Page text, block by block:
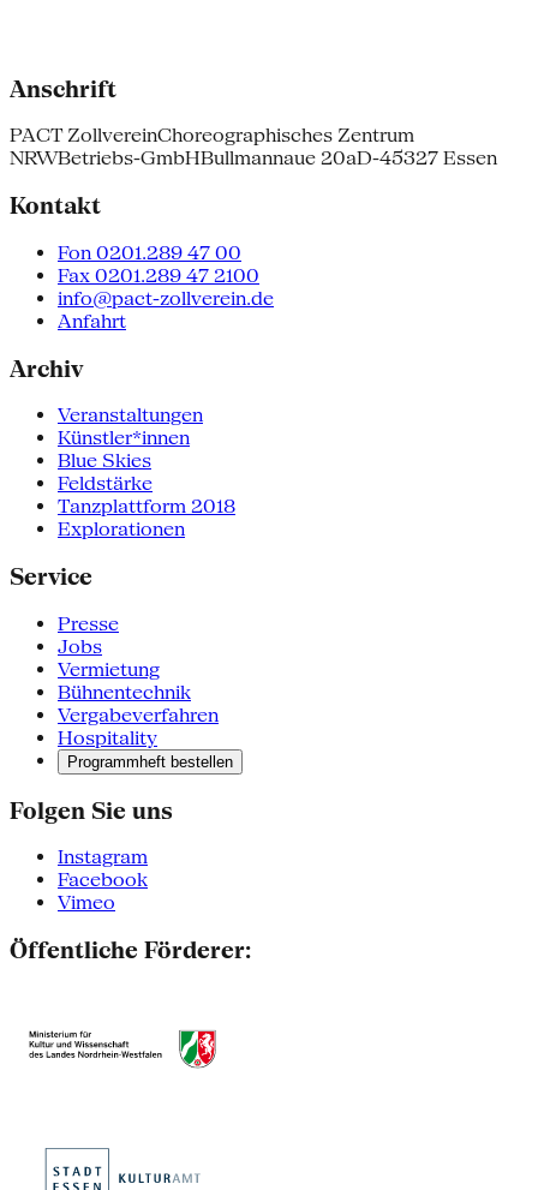
Anschrift
PACT ZollvereinChoreographisches Zentrum
NRWBetriebs-GmbHBullmannaue 20aD-45327 Essen
Kontakt
Fon 0201.289 47 00
Fax 0201.289 47 2100
info@pact-zollverein.de
Anfahrt
Archiv
Veranstaltungen
Künstler*innen
Blue Skies
Feldstärke
Tanzplattform 2018
Explorationen
Service
Presse
Jobs
Vermietung
Bühnentechnik
Vergabeverfahren
Hospitality
Programmheft bestellen
Folgen Sie uns
Instagram
Facebook
Vimeo
Öffentliche Förderer: